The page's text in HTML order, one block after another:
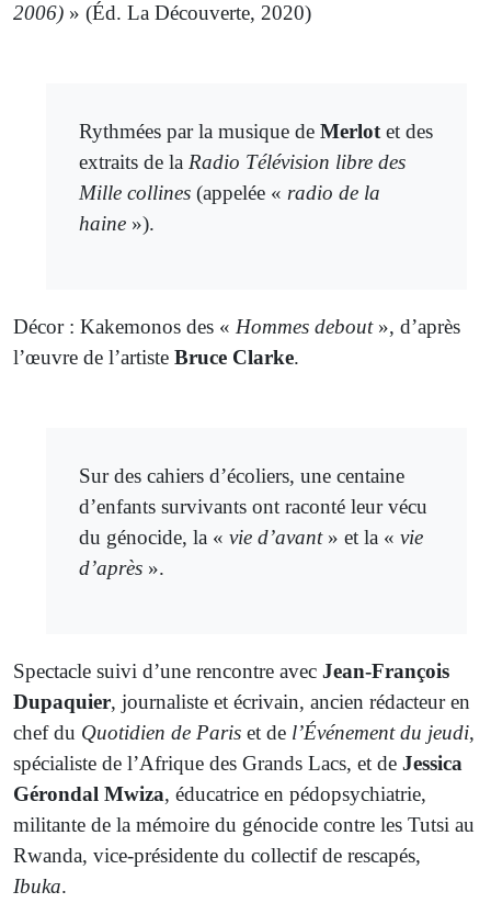
2006) » (Éd. La Découverte, 2020)
Rythmées par la musique de Merlotet des
extraits de la Radio Télévision libre des
Mille collines (appelée « radio de la
haine »).
Décor : Kakemonos des « Hommes debout», d’après
l’œuvre de l’artiste Bruce Clarke.
Sur des cahiers d’écoliers, une centaine
d’enfants survivants ont raconté leur vécu
du génocide, la « vie d’avant» et la « vie
d’après ».
Spectacle suivi d’une rencontre avec Jean-François
Dupaquier, journaliste et écrivain, ancien rédacteur en
chef du Quotidien de Paris et de l’Événement du jeudi,
spécialiste de l’Afrique des Grands Lacs, et de Jessica
Gérondal Mwiza, éducatrice en pédopsychiatrie,
militante de la mémoire du génocide contre les Tutsi au
Rwanda, vice-présidente du collectif de rescapés,
Ibuka.